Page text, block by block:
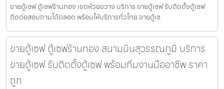
ขายตู้เซฟ ตู้เซฟร้านทอง เขตห้วยขวาง บริการ ขายตู้เซฟ รับติดตั้งตู้เซฟ
ติดต่อสอบถามได้ตลอด พร้อมให้บริการทั่วไทย ขายตู้เซ
ขายตู้เซฟ ตู้เซฟร้านทอง สนามบินสุวรรณภูมิ บริการ
ขายตู้เซฟ รับติดตั้งตู้เซฟ พร้อมทีมงานมืออาชีพ ราคา
ถูก